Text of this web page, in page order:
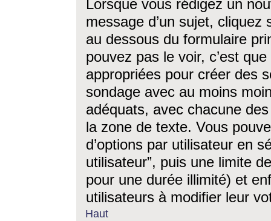
Lorsque vous rédigez un
message d’un sujet, cliquez
au dessous du formulaire
pouvez pas le voir, c’est
appropriées pour créer des
sondage avec au moins
adéquats, avec chacune
la zone de texte. Vous
d’options par utilisateur en
utilisateur”, puis une limite
pour une durée illimité) et
utilisateurs à modifier leur
Haut